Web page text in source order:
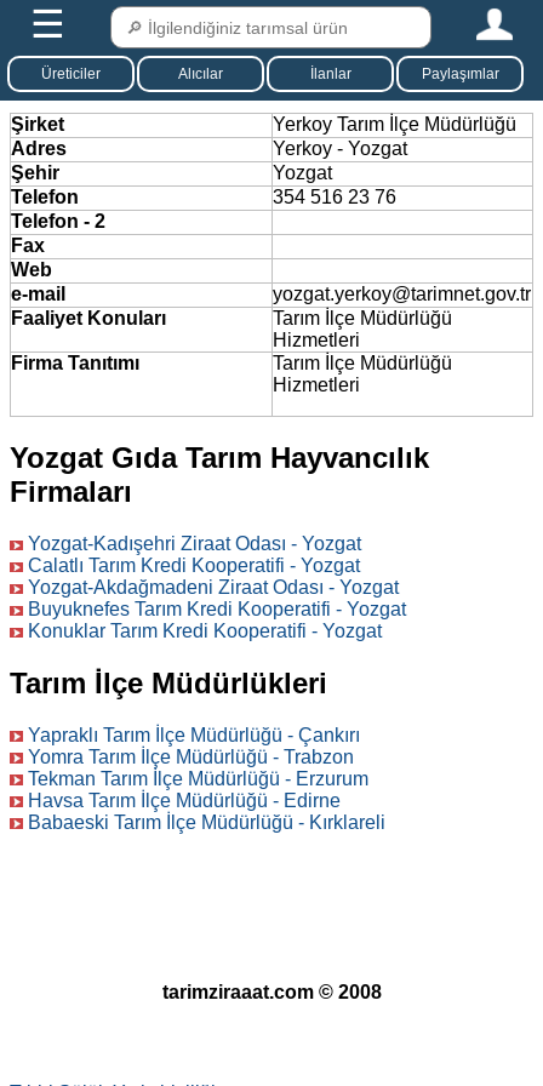
☰
Üreticiler Alıcılar İlanlar Paylaşımlar
Şirket
Yerkoy Tarım İlçe Müdürlüğü
Adres
Yerkoy - Yozgat
Şehir
Yozgat
Telefon
354 516 23 76
Telefon - 2
Fax
Web
e-mail
yozgat.yerkoy@tarimnet.gov.tr
Faaliyet Konuları
Tarım İlçe Müdürlüğü
Hizmetleri
Firma Tanıtımı
Tarım İlçe Müdürlüğü
Hizmetleri
Yozgat Gıda Tarım Hayvancılık
Firmaları
Yozgat-Kadışehri Ziraat Odası - Yozgat
Calatlı Tarım Kredi Kooperatifi - Yozgat
Yozgat-Akdağmadeni Ziraat Odası - Yozgat
Buyuknefes Tarım Kredi Kooperatifi - Yozgat
Konuklar Tarım Kredi Kooperatifi - Yozgat
Tarım İlçe Müdürlükleri
Yapraklı Tarım İlçe Müdürlüğü - Çankırı
Yomra Tarım İlçe Müdürlüğü - Trabzon
Tekman Tarım İlçe Müdürlüğü - Erzurum
Havsa Tarım İlçe Müdürlüğü - Edirne
Babaeski Tarım İlçe Müdürlüğü - Kırklareli
tarimziraaat.com © 2008